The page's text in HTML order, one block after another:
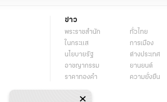
ข่าว
พระราชสำนัก
ทั่วไทย
ในกระแส
การเมือง
นโยบายรัฐ
ต่างประเทศ
อาชญากรรม
ยานยนต์
ราคาทองคำ
ความยั่งยืน